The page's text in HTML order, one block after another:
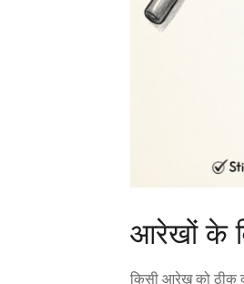
आरेखों के
किसी आरेख को ठीक